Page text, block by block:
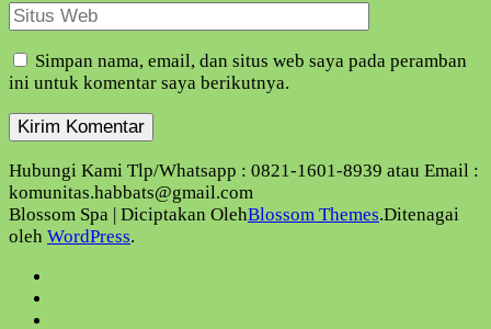
Situs
Web
Simpan nama, email, dan situs web saya pada peramban
ini untuk komentar saya berikutnya.
Hubungi Kami Tlp/Whatsapp : 0821-1601-8939 atau Email :
komunitas.habbats@gmail.com
Blossom Spa | Diciptakan OlehBlossom Themes.Ditenagai
oleh WordPress.